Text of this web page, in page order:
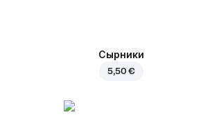
Сырники
5,50 €